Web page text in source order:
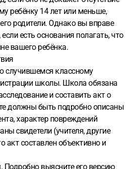
ребёнку 14 лет или меньше,
родители. Однако вы вправе
есть основания полагать, что
вашего ребёнка.
случившемся классному
школы. Школа обязана
и составить акт о
должны быть подробно описаны
характер повреждений
свидетели (учителя, другие
акт составлен объективно и
Подробно выясните его версию